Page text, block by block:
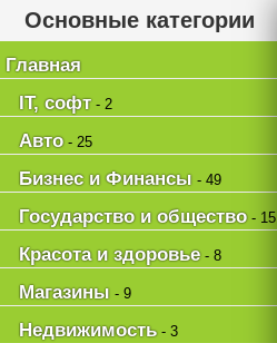
Основные категории
Главная
IT, софт- 2
Авто- 25
Бизнес и Финансы - 49
Государство и общество- 15
Красота и здоровье- 8
Магазины - 9
Недвижимость- 3